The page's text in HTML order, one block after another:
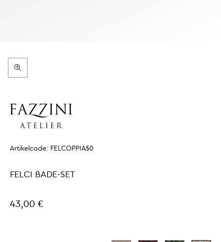
Artikelcode: FELCOPPIA$0
FELCI BADE-SET
43,00 €